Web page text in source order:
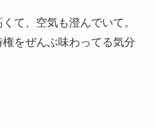
て、空気も澄んでいて。
をぜんぶ味わってる気分